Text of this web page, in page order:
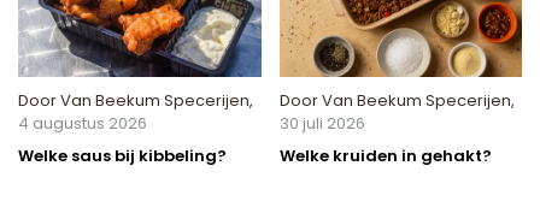
DoorVan Beekum Specerijen,
4 augustus 2026
Welke saus bij kibbeling?
DoorVan Beekum Specerijen,
30 juli 2026
Welke kruiden in gehakt?